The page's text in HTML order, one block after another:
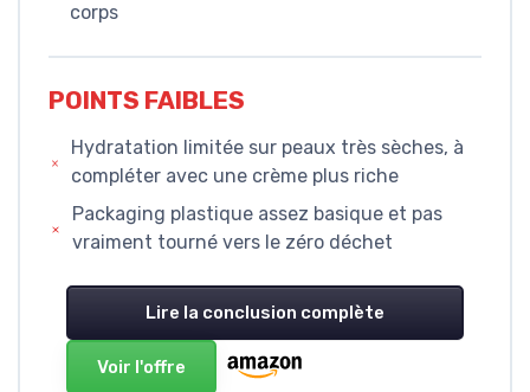
corps
POINTS FAIBLES
Hydratation limitée sur peaux très sèches, à
compléter avec une crème plus riche
Packaging plastique assez basique et pas
vraiment tourné vers le zéro déchet
Lire la conclusion complète
Voir l'offre